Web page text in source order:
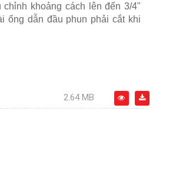
khoảng cách lên đến 3/4"
ống dẫn đầu phun phải cắt khi
2.64 MB